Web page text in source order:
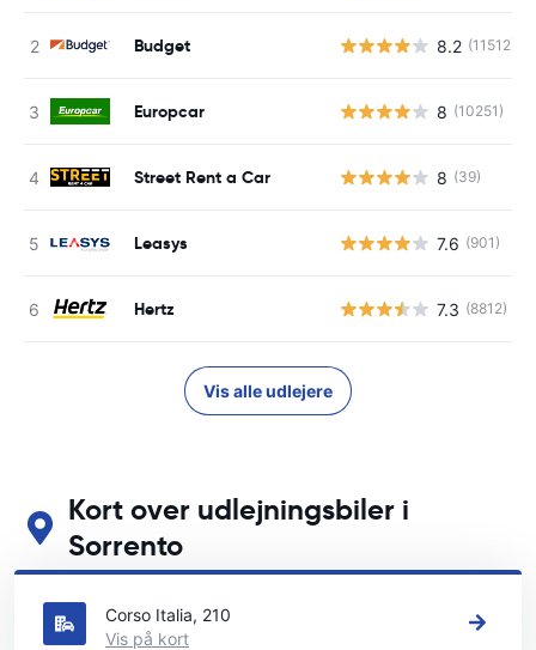
Budget 8.2 (11512)
Europcar 8 (10251)
Street Rent a Car 8 (39)
Leasys 7.6 (901)
Hertz 7.3 (8812)
Vis alle udlejere
Kort over udlejningsbiler i
Sorrento
Se vores vigtigste biludlejningssteder i Sorrento
Corso Italia, 210
Vis på kort